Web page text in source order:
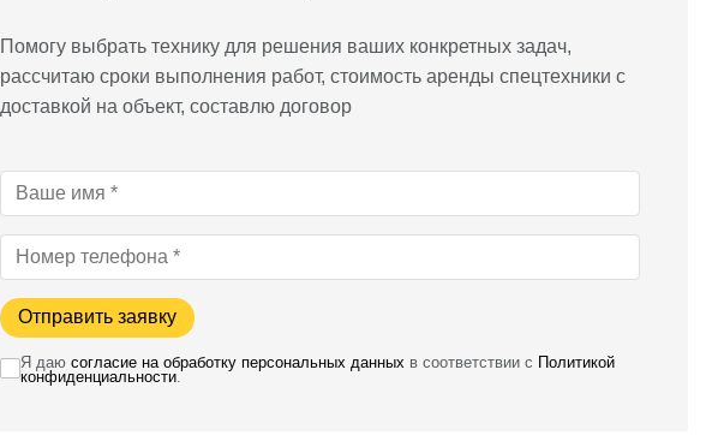
Помогу выбрать технику для решения ваших конкретных задач,
рассчитаю сроки выполнения работ, стоимость аренды спецтехники с
доставкой на объект, составлю договор
Отправить заявку
Я даюсогласие на обработку персональных данных в соответствии с Политикой
конфиденциальности .